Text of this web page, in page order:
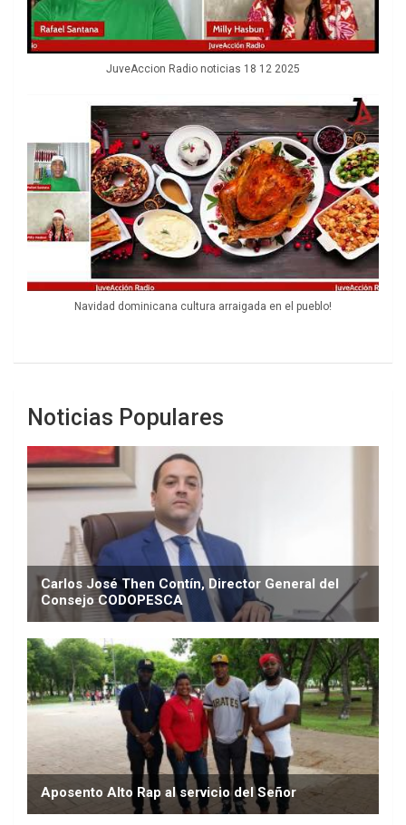
JuveAccion Radio noticias 18 12 2025
Navidad dominicana cultura arraigada en el pueblo!
Noticias Populares